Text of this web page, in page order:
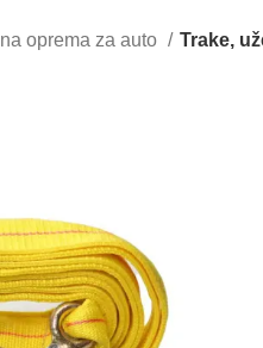
oprema za auto Trake,